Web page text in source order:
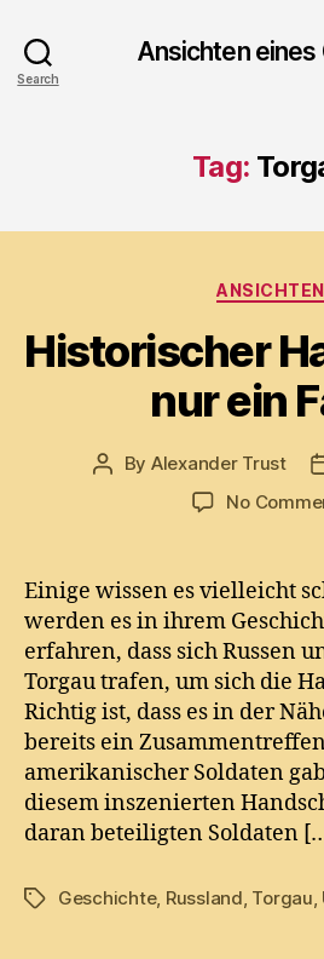
Search
Ansichten eines
Tag:
ANSICHTEN
Historischer
nur ein
Post
By Alexander Trust
No
Einige wissen es vielleicht
werden es in ihrem
erfahren, dass sich Russen
Torgau trafen, um sich die
Richtig ist, dass es in der
bereits ein
amerikanischer Soldaten
diesem inszenierten
daran beteiligten Soldaten
TagsGeschichte, Russland Torgau